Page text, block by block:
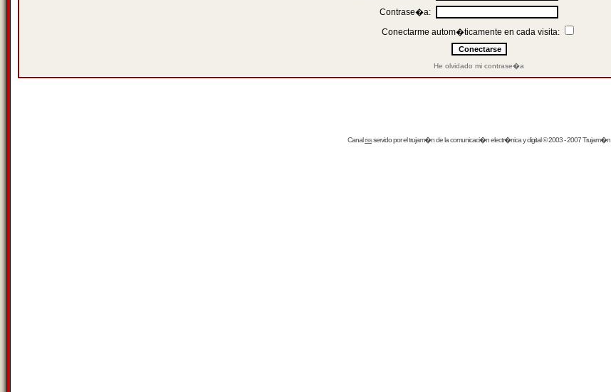
Contrase�a:
Conectarme autom�ticamente en cada visita:
He olvidado mi contrase�a
Canalrssservido por eltrujam�nde la comunicaci�n electr�nica y digital © 2003 - 2007 Trujam�n